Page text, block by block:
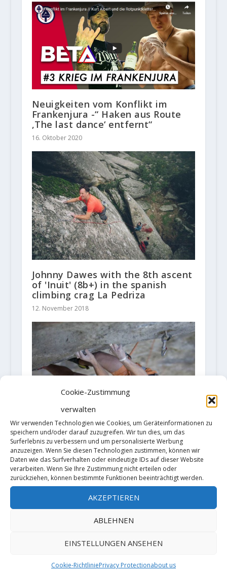
Cookie-Zustimmung
verwalten
Wir verwenden Technologien wie Cookies, um Geräteinformationen zu
speichern und/oder darauf zuzugreifen. Wir tun dies, um das
Surferlebnis zu verbessern und um personalisierte Werbung
anzuzeigen. Wenn Sie diesen Technologien zustimmen, können wir
Daten wie das Surfverhalten oder eindeutige IDs auf dieser Website
verarbeiten. Wenn Sie Ihre Zustimmung nicht erteilen oder
zurückziehen, können bestimmte Funktionen beeinträchtigt werden.
AKZEPTIEREN
ABLEHNEN
EINSTELLUNGEN ANSEHEN
Cookie-RichtliniePrivacy Protectionabout us
Neuigkeiten vom Konflikt im
Frankenjura -“ Haken aus Route
‚The last dance‘ entfernt“
16. Oktober 2020
Johnny Dawes with the 8th ascent
of 'Inuit' (8b+) in the spanish
climbing crag La Pedriza
12. November 2018
Moritz Welt klettert ‚So weit wie
noch nie‘ (8c/11-)
Deine E-Mail-Adresse wird nicht